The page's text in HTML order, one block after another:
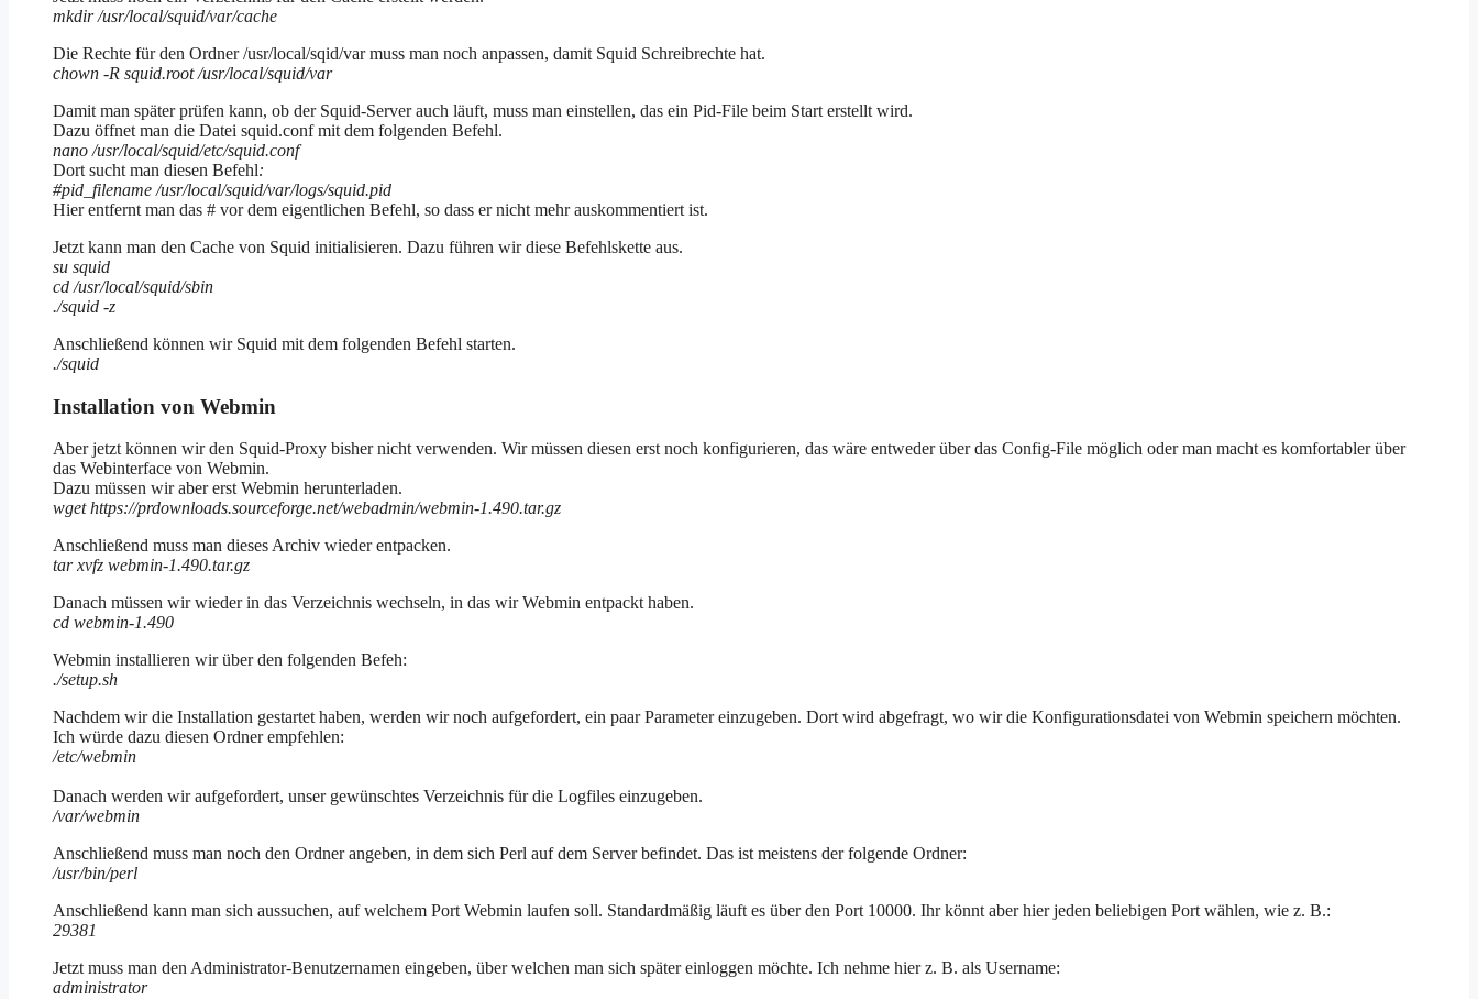
mkdir /usr/local/squid/var/cache
Die Rechte für den Ordner /usr/local/sqid/var muss man noch anpassen, damit Squid Schreibrechte hat.
chown -R squid.root /usr/local/squid/var
Damit man später prüfen kann, ob der Squid-Server auch läuft, muss man einstellen, das ein Pid-File beim Start erstellt wird.
Dazu öffnet man die Datei squid.conf mit dem folgenden Befehl.
nano /usr/local/squid/etc/squid.conf
Dort sucht man diesen Befehl:
#pid_filename /usr/local/squid/var/logs/squid.pid
Hier entfernt man das # vor dem eigentlichen Befehl, so dass er nicht mehr auskommentiert ist.
Jetzt kann man den Cache von Squid initialisieren. Dazu führen wir diese Befehlskette aus.
su squid
cd /usr/local/squid/sbin
./squid -z
Anschließend können wir Squid mit dem folgenden Befehl starten.
./squid
Installation von Webmin
Aber jetzt können wir den Squid-Proxy bisher nicht verwenden. Wir müssen diesen erst noch konfigurieren, das wäre entweder über das Config-File möglich oder man macht es komfortabler über
das Webinterface von Webmin.
Dazu müssen wir aber erst Webmin herunterladen.
wget https://prdownloads.sourceforge.net/webadmin/webmin-1.490.tar.gz
Anschließend muss man dieses Archiv wieder entpacken.
tar xvfz webmin-1.490.tar.gz
Danach müssen wir wieder in das Verzeichnis wechseln, in das wir Webmin entpackt haben.
cd webmin-1.490
Webmin installieren wir über den folgenden Befeh:
./setup.sh
Nachdem wir die Installation gestartet haben, werden wir noch aufgefordert, ein paar Parameter einzugeben. Dort wird abgefragt, wo wir die Konfigurationsdatei von Webmin speichern möchten.
Ich würde dazu diesen Ordner empfehlen:
/etc/webmin
Danach werden wir aufgefordert, unser gewünschtes Verzeichnis für die Logfiles einzugeben.
/var/webmin
Anschließend muss man noch den Ordner angeben, in dem sich Perl auf dem Server befindet. Das ist meistens der folgende Ordner:
/usr/bin/perl
Anschließend kann man sich aussuchen, auf welchem Port Webmin laufen soll. Standardmäßig läuft es über den Port 10000. Ihr könnt aber hier jeden beliebigen Port wählen, wie z. B.:
29381
Jetzt muss man den Administrator-Benutzernamen eingeben, über welchen man sich später einloggen möchte. Ich nehme hier z. B. als Username:
administrator